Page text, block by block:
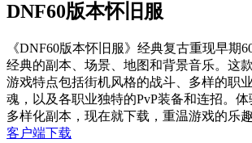
DNF60版本怀旧服
《DNF60版本怀旧服》经典复古重现早期
经典的副本、场景、地图和背景音乐。这
游戏特点包括街机风格的战斗、多样的职
魂，以及各职业独特的PvP装备和连招。
多样化副本，现在就下载，重温游戏的乐趣
客户端下载